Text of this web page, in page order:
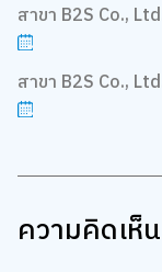
สาขา B2S Co.,
สาขา B2S Co.,
ความคิดเห็น